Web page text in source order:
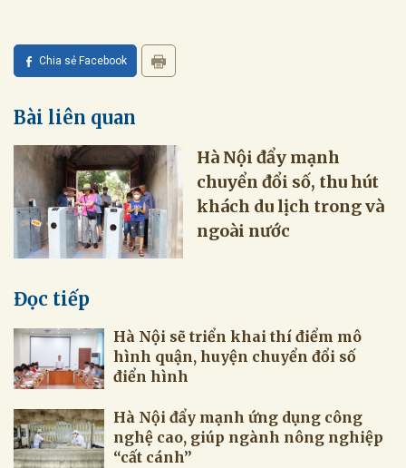
Chia sẻ Facebook
Bài liên quan
Hà Nội đẩy mạnh
chuyển đổi số, thu hút
khách du lịch trong và
ngoài nước
Đọc tiếp
Hà Nội sẽ triển khai thí điểm mô
hình quận, huyện chuyển đổi số
điển hình
Hà Nội đẩy mạnh ứng dụng công
nghệ cao, giúp ngành nông nghiệp
“cất cánh”